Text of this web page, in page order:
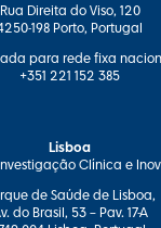
Rua Direita do Viso, 120
198 Porto, Portugal
para rede fixa
+351 221 152 385
Lisboa
Clínica e
de Saúde de Lisboa,
do Brasil, 53 – Pav. 17-A